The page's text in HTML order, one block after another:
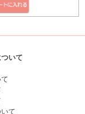
いて
て